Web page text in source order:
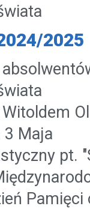
2025
Maja
pt.
Pamięci